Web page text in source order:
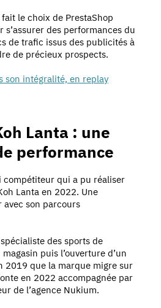
le choix de PrestaShop
s’assurer des performances du
de trafic issus des publicités à
de précieux prospects.
son intégralité, en replay
Lanta : une
performance
compétiteur qui a pu réaliser
Lanta en 2022. Une
son parcours
des sports de
puis l’ouverture d’un
2019 que la marque migre sur
en 2022 accompagnée par
de l’agence Nukium.